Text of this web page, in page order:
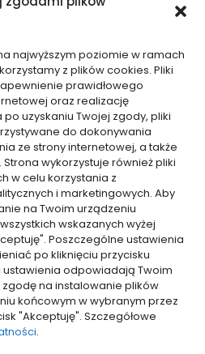
najwyższym poziomie w ramach
z plików cookies. Pliki
prawidłowego
oraz realizację
uzyskaniu Twojej zgody, pliki
do dokonywania
ze strony internetowej, a także
wykorzystuje również pliki
w celu korzystania z
i marketingowych. Aby
na Twoim urządzeniu
wskazanych wyżej
Poszczególne ustawienia
po kliknięciu przycisku
ustawienia odpowiadają Twoim
na instalowanie plików
końcowym w wybranym przez
"Akceptuję". Szczegółowe
.
się podzielić swoją
do nas już teraz. Podziel się